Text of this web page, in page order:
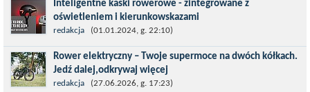
prestiżowego cyklu UCI World...
Inteligentne kaski rowerowe - zintegrowane z
oświetleniem i kierunkowskazami
Temat bezpieczeństwa jazdy wchodzi na nowy poziom. Do tej
pory kask było odpowiedzialny przede wszystkim za
bezpieczeństwo rowerzysty, ochronę...
redakcja (01.01.2024, g. 22:10)
Rower elektryczny – Twoje supermoce na dwóch kółkach.
Jedź dalej,odkrywaj więcej
Marzenia o dalekich podróżach bez ogromnego zmęczenia stają
redakcja (27.06.2026, g. 17:23)